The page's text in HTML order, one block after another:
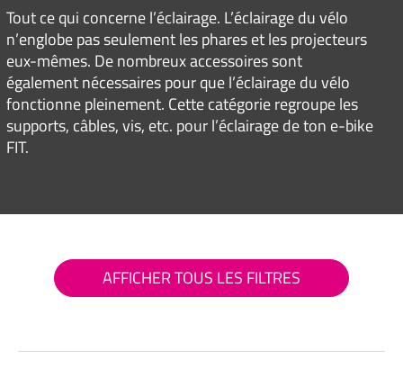
Tout ce qui concerne l’éclairage. L’éclairage du vélo
n’englobe pas seulement les phares et les projecteurs
eux-mêmes. De nombreux accessoires sont
également nécessaires pour que l’éclairage du vélo
fonctionne pleinement. Cette catégorie regroupe les
supports, câbles, vis, etc. pour l’éclairage de ton e-bike
FIT.
AFFICHER TOUS LES FILTRES